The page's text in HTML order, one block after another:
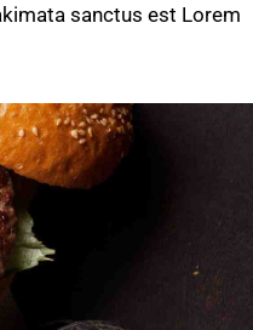
sanctus est Lorem